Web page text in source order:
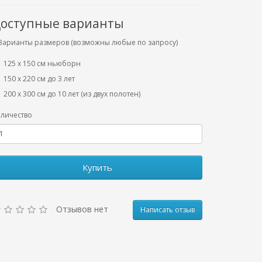
варианты
размеров (возможны любые по запросу)
125 x 150 см ньюборн
150 х 220 см до 3 лет
200 х 300 см до 10 лет (из двух полотен)
Купить
Отзывов нет Написать отзыв